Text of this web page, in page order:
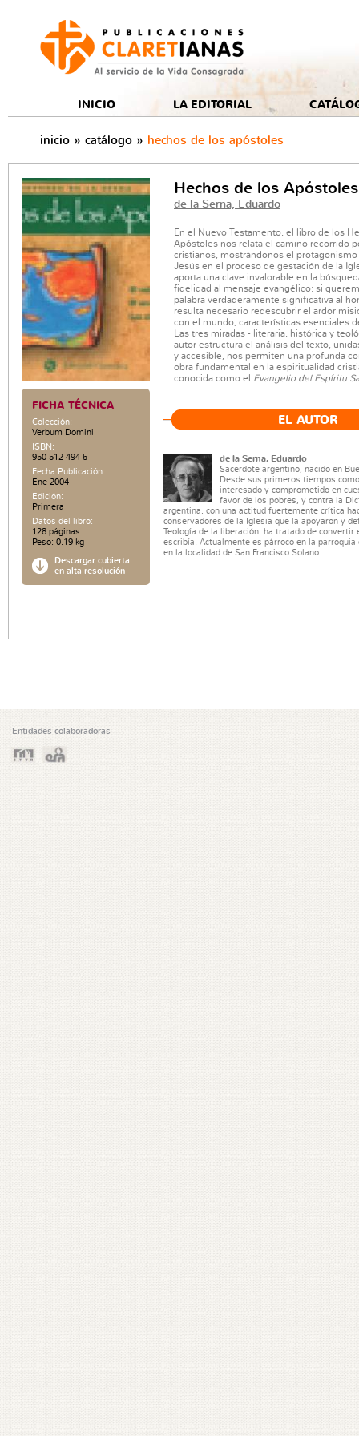
INICIO LA EDITORIAL
inicio » catálogo » hechos de los apóstoles
FICHA TÉCNICA
Colección:
Verbum Domini
ISBN:
950 512 494 5
Fecha Publicación:
Ene 2004
Edición:
Primera
Datos del libro:
128 páginas
Peso: 0.19 kg
Descargar cubierta
en alta resolución
Hechos de los Apóstoles
de la Serna, Eduardo
En el Nuevo Testamento, el libro de los
Apóstoles nos relata el camino recorrido
cristianos, mostrándonos el
Jesús en el proceso de gestación de la
aporta una clave invalorable en la
fidelidad al mensaje evangélico: si
palabra verdaderamente significativa al
resulta necesario redescubrir el ardor
con el mundo, características esenciales
Las tres miradas - literaria, histórica y
autor estructura el análisis del texto,
y accesible, nos permiten una profunda
obra fundamental en la espiritualidad
conocida como el Evangelio del Espíritu
EL AUTOR
de la Serna, Eduardo
Sacerdote argentino, nacido en
Desde sus primeros tiempos
interesado y comprometido en
favor de los pobres, y contra la
argentina, con una actitud fuertemente crítica
conservadores de la Iglesia que la apoyaron y
Teología de la liberación. ha tratado de convertir
escribía. Actualmente es párroco en la
en la localidad de San Francisco Solano.
Entidades colaboradoras